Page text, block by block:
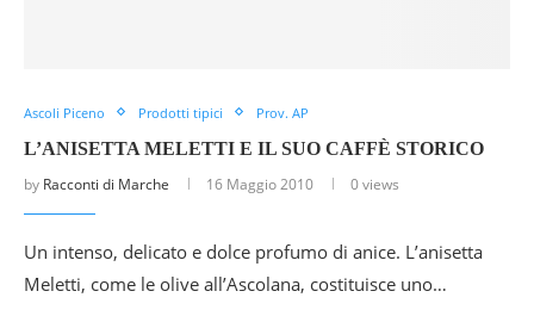
Ascoli Piceno Prodotti tipici Prov. AP
L’ANISETTA MELETTI E IL SUO CAFFÈ STORICO
by Racconti di Marche 16 Maggio 2010 0 views
Un intenso, delicato e dolce profumo di anice. L’anisetta
Meletti, come le olive all’Ascolana, costituisce uno…